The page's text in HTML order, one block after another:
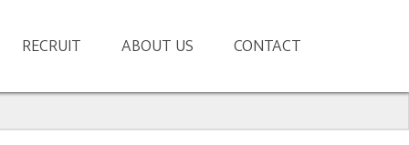
RECRUIT ABOUT US CONTACT